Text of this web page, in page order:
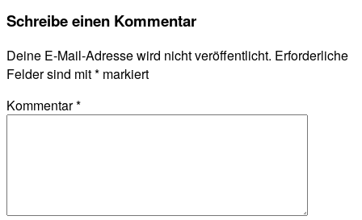
Schreibe einen Kommentar
Deine E-Mail-Adresse wird nicht veröffentlicht. Erforderliche
Felder sind mit* markiert
Kommentar*